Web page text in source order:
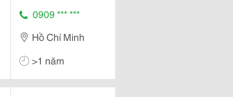
0909 *** ***
Hồ Chí Minh
>1 năm